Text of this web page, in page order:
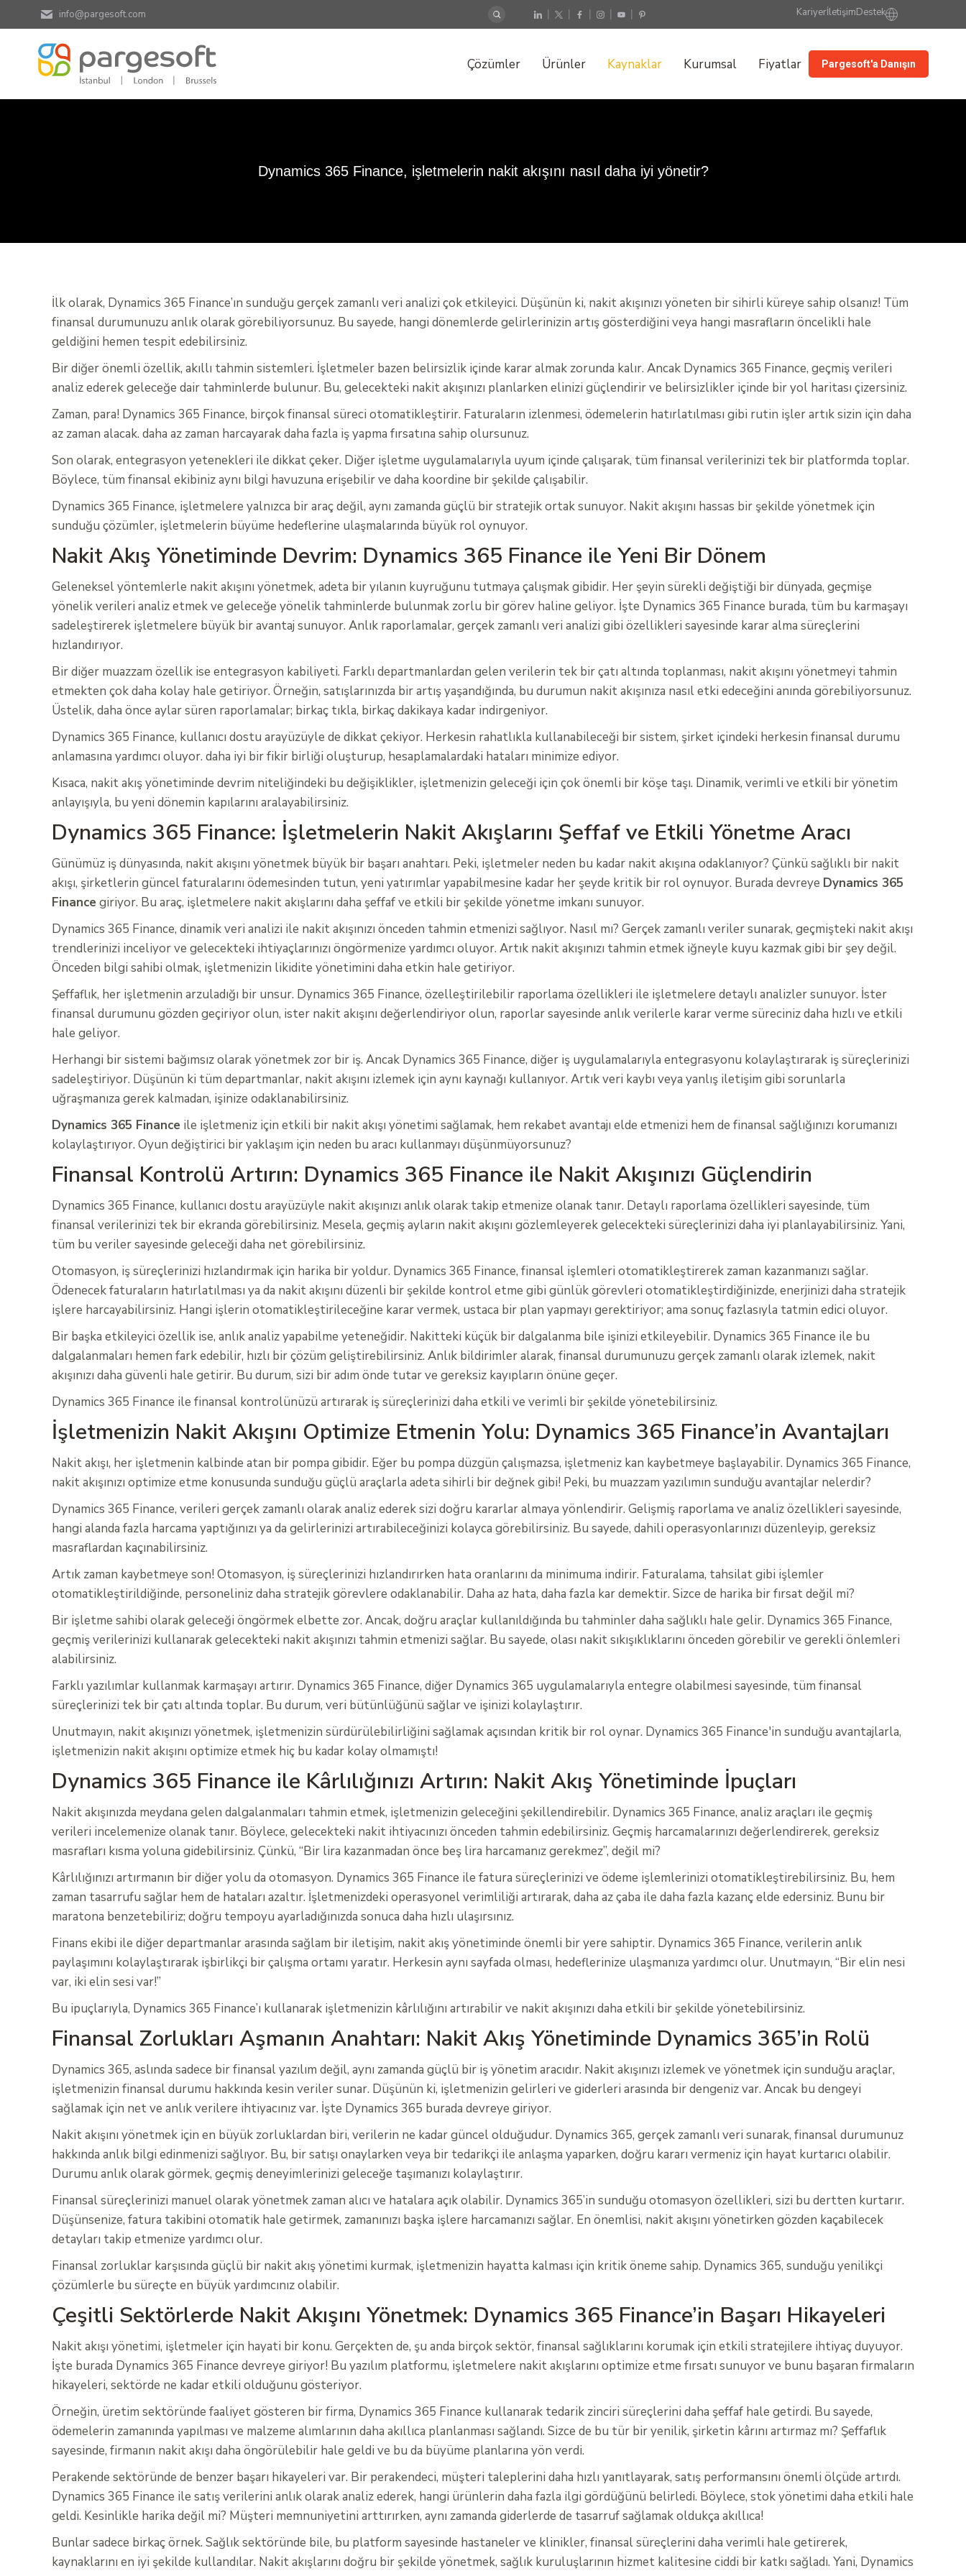
info@pargesoft.com | | | | | KariyerİletişimDestek
Çözümler Ürünler Kaynaklar Kurumsal Fiyatlar Pargesoft'a Danışın
Dynamics 365 Finance, işletmelerin nakit akışını nasıl daha iyi yönetir?
İlk olarak, Dynamics 365 Finance’ın sunduğu gerçek zamanlı veri analizi çok etkileyici. Düşünün ki, nakit akışınızı yöneten bir sihirli küreye sahip olsanız! Tüm
finansal durumunuzu anlık olarak görebiliyorsunuz. Bu sayede, hangi dönemlerde gelirlerinizin artış gösterdiğini veya hangi masrafların öncelikli hale
geldiğini hemen tespit edebilirsiniz.
Bir diğer önemli özellik, akıllı tahmin sistemleri. İşletmeler bazen belirsizlik içinde karar almak zorunda kalır. Ancak Dynamics 365 Finance, geçmiş verileri
analiz ederek geleceğe dair tahminlerde bulunur. Bu, gelecekteki nakit akışınızı planlarken elinizi güçlendirir ve belirsizlikler içinde bir yol haritası çizersiniz.
Zaman, para! Dynamics 365 Finance, birçok finansal süreci otomatikleştirir. Faturaların izlenmesi, ödemelerin hatırlatılması gibi rutin işler artık sizin için daha
az zaman alacak. daha az zaman harcayarak daha fazla iş yapma fırsatına sahip olursunuz.
Son olarak, entegrasyon yetenekleri ile dikkat çeker. Diğer işletme uygulamalarıyla uyum içinde çalışarak, tüm finansal verilerinizi tek bir platformda toplar.
Böylece, tüm finansal ekibiniz aynı bilgi havuzuna erişebilir ve daha koordine bir şekilde çalışabilir.
Dynamics 365 Finance, işletmelere yalnızca bir araç değil, aynı zamanda güçlü bir stratejik ortak sunuyor. Nakit akışını hassas bir şekilde yönetmek için
sunduğu çözümler, işletmelerin büyüme hedeflerine ulaşmalarında büyük rol oynuyor.
Nakit Akış Yönetiminde Devrim: Dynamics 365 Finance ile Yeni Bir Dönem
Geleneksel yöntemlerle nakit akışını yönetmek, adeta bir yılanın kuyruğunu tutmaya çalışmak gibidir. Her şeyin sürekli değiştiği bir dünyada, geçmişe
yönelik verileri analiz etmek ve geleceğe yönelik tahminlerde bulunmak zorlu bir görev haline geliyor. İşte Dynamics 365 Finance burada, tüm bu karmaşayı
sadeleştirerek işletmelere büyük bir avantaj sunuyor. Anlık raporlamalar, gerçek zamanlı veri analizi gibi özellikleri sayesinde karar alma süreçlerini
hızlandırıyor.
Bir diğer muazzam özellik ise entegrasyon kabiliyeti. Farklı departmanlardan gelen verilerin tek bir çatı altında toplanması, nakit akışını yönetmeyi tahmin
etmekten çok daha kolay hale getiriyor. Örneğin, satışlarınızda bir artış yaşandığında, bu durumun nakit akışınıza nasıl etki edeceğini anında görebiliyorsunuz.
Üstelik, daha önce aylar süren raporlamalar; birkaç tıkla, birkaç dakikaya kadar indirgeniyor.
Dynamics 365 Finance, kullanıcı dostu arayüzüyle de dikkat çekiyor. Herkesin rahatlıkla kullanabileceği bir sistem, şirket içindeki herkesin finansal durumu
anlamasına yardımcı oluyor. daha iyi bir fikir birliği oluşturup, hesaplamalardaki hataları minimize ediyor.
Kısaca, nakit akış yönetiminde devrim niteliğindeki bu değişiklikler, işletmenizin geleceği için çok önemli bir köşe taşı. Dinamik, verimli ve etkili bir yönetim
anlayışıyla, bu yeni dönemin kapılarını aralayabilirsiniz.
Dynamics 365 Finance: İşletmelerin Nakit Akışlarını Şeffaf ve Etkili Yönetme Aracı
Günümüz iş dünyasında, nakit akışını yönetmek büyük bir başarı anahtarı. Peki, işletmeler neden bu kadar nakit akışına odaklanıyor? Çünkü sağlıklı bir nakit
akışı, şirketlerin güncel faturalarını ödemesinden tutun, yeni yatırımlar yapabilmesine kadar her şeyde kritik bir rol oynuyor. Burada devreye Dynamics 365
Financegiriyor. Bu araç, işletmelere nakit akışlarını daha şeffaf ve etkili bir şekilde yönetme imkanı sunuyor.
Dynamics 365 Finance, dinamik veri analizi ile nakit akışınızı önceden tahmin etmenizi sağlıyor. Nasıl mı? Gerçek zamanlı veriler sunarak, geçmişteki nakit akışı
trendlerinizi inceliyor ve gelecekteki ihtiyaçlarınızı öngörmenize yardımcı oluyor. Artık nakit akışınızı tahmin etmek iğneyle kuyu kazmak gibi bir şey değil.
Önceden bilgi sahibi olmak, işletmenizin likidite yönetimini daha etkin hale getiriyor.
Şeffaflık, her işletmenin arzuladığı bir unsur. Dynamics 365 Finance, özelleştirilebilir raporlama özellikleri ile işletmelere detaylı analizler sunuyor. İster
finansal durumunu gözden geçiriyor olun, ister nakit akışını değerlendiriyor olun, raporlar sayesinde anlık verilerle karar verme süreciniz daha hızlı ve etkili
hale geliyor.
Herhangi bir sistemi bağımsız olarak yönetmek zor bir iş. Ancak Dynamics 365 Finance, diğer iş uygulamalarıyla entegrasyonu kolaylaştırarak iş süreçlerinizi
sadeleştiriyor. Düşünün ki tüm departmanlar, nakit akışını izlemek için aynı kaynağı kullanıyor. Artık veri kaybı veya yanlış iletişim gibi sorunlarla
uğraşmanıza gerek kalmadan, işinize odaklanabilirsiniz.
Dynamics 365 Finance ile işletmeniz için etkili bir nakit akışı yönetimi sağlamak, hem rekabet avantajı elde etmenizi hem de finansal sağlığınızı korumanızı
kolaylaştırıyor. Oyun değiştirici bir yaklaşım için neden bu aracı kullanmayı düşünmüyorsunuz?
Finansal Kontrolü Artırın: Dynamics 365 Finance ile Nakit Akışınızı Güçlendirin
Dynamics 365 Finance, kullanıcı dostu arayüzüyle nakit akışınızı anlık olarak takip etmenize olanak tanır. Detaylı raporlama özellikleri sayesinde, tüm
finansal verilerinizi tek bir ekranda görebilirsiniz. Mesela, geçmiş ayların nakit akışını gözlemleyerek gelecekteki süreçlerinizi daha iyi planlayabilirsiniz. Yani,
tüm bu veriler sayesinde geleceği daha net görebilirsiniz.
Otomasyon, iş süreçlerinizi hızlandırmak için harika bir yoldur. Dynamics 365 Finance, finansal işlemleri otomatikleştirerek zaman kazanmanızı sağlar.
Ödenecek faturaların hatırlatılması ya da nakit akışını düzenli bir şekilde kontrol etme gibi günlük görevleri otomatikleştirdiğinizde, enerjinizi daha stratejik
işlere harcayabilirsiniz. Hangi işlerin otomatikleştirileceğine karar vermek, ustaca bir plan yapmayı gerektiriyor; ama sonuç fazlasıyla tatmin edici oluyor.
Bir başka etkileyici özellik ise, anlık analiz yapabilme yeteneğidir. Nakitteki küçük bir dalgalanma bile işinizi etkileyebilir. Dynamics 365 Finance ile bu
dalgalanmaları hemen fark edebilir, hızlı bir çözüm geliştirebilirsiniz. Anlık bildirimler alarak, finansal durumunuzu gerçek zamanlı olarak izlemek, nakit
akışınızı daha güvenli hale getirir. Bu durum, sizi bir adım önde tutar ve gereksiz kayıpların önüne geçer.
Dynamics 365 Finance ile finansal kontrolünüzü artırarak iş süreçlerinizi daha etkili ve verimli bir şekilde yönetebilirsiniz.
İşletmenizin Nakit Akışını Optimize Etmenin Yolu: Dynamics 365 Finance’in Avantajları
Nakit akışı, her işletmenin kalbinde atan bir pompa gibidir. Eğer bu pompa düzgün çalışmazsa, işletmeniz kan kaybetmeye başlayabilir. Dynamics 365 Finance,
nakit akışınızı optimize etme konusunda sunduğu güçlü araçlarla adeta sihirli bir değnek gibi! Peki, bu muazzam yazılımın sunduğu avantajlar nelerdir?
Dynamics 365 Finance, verileri gerçek zamanlı olarak analiz ederek sizi doğru kararlar almaya yönlendirir. Gelişmiş raporlama ve analiz özellikleri sayesinde,
hangi alanda fazla harcama yaptığınızı ya da gelirlerinizi artırabileceğinizi kolayca görebilirsiniz. Bu sayede, dahili operasyonlarınızı düzenleyip, gereksiz
masraflardan kaçınabilirsiniz.
Artık zaman kaybetmeye son! Otomasyon, iş süreçlerinizi hızlandırırken hata oranlarını da minimuma indirir. Faturalama, tahsilat gibi işlemler
otomatikleştirildiğinde, personeliniz daha stratejik görevlere odaklanabilir. Daha az hata, daha fazla kar demektir. Sizce de harika bir fırsat değil mi?
Bir işletme sahibi olarak geleceği öngörmek elbette zor. Ancak, doğru araçlar kullanıldığında bu tahminler daha sağlıklı hale gelir. Dynamics 365 Finance,
geçmiş verilerinizi kullanarak gelecekteki nakit akışınızı tahmin etmenizi sağlar. Bu sayede, olası nakit sıkışıklıklarını önceden görebilir ve gerekli önlemleri
alabilirsiniz.
Farklı yazılımlar kullanmak karmaşayı artırır. Dynamics 365 Finance, diğer Dynamics 365 uygulamalarıyla entegre olabilmesi sayesinde, tüm finansal
süreçlerinizi tek bir çatı altında toplar. Bu durum, veri bütünlüğünü sağlar ve işinizi kolaylaştırır.
Unutmayın, nakit akışınızı yönetmek, işletmenizin sürdürülebilirliğini sağlamak açısından kritik bir rol oynar. Dynamics 365 Finance'in sunduğu avantajlarla,
işletmenizin nakit akışını optimize etmek hiç bu kadar kolay olmamıştı!
Dynamics 365 Finance ile Kârlılığınızı Artırın: Nakit Akış Yönetiminde İpuçları
Nakit akışınızda meydana gelen dalgalanmaları tahmin etmek, işletmenizin geleceğini şekillendirebilir. Dynamics 365 Finance, analiz araçları ile geçmiş
verileri incelemenize olanak tanır. Böylece, gelecekteki nakit ihtiyacınızı önceden tahmin edebilirsiniz. Geçmiş harcamalarınızı değerlendirerek, gereksiz
masrafları kısma yoluna gidebilirsiniz. Çünkü, “Bir lira kazanmadan önce beş lira harcamanız gerekmez”, değil mi?
Kârlılığınızı artırmanın bir diğer yolu da otomasyon. Dynamics 365 Finance ile fatura süreçlerinizi ve ödeme işlemlerinizi otomatikleştirebilirsiniz. Bu, hem
zaman tasarrufu sağlar hem de hataları azaltır. İşletmenizdeki operasyonel verimliliği artırarak, daha az çaba ile daha fazla kazanç elde edersiniz. Bunu bir
maratona benzetebiliriz; doğru tempoyu ayarladığınızda sonuca daha hızlı ulaşırsınız.
Finans ekibi ile diğer departmanlar arasında sağlam bir iletişim, nakit akış yönetiminde önemli bir yere sahiptir. Dynamics 365 Finance, verilerin anlık
paylaşımını kolaylaştırarak işbirlikçi bir çalışma ortamı yaratır. Herkesin aynı sayfada olması, hedeflerinize ulaşmanıza yardımcı olur. Unutmayın, “Bir elin nesi
var, iki elin sesi var!”
Bu ipuçlarıyla, Dynamics 365 Finance’ı kullanarak işletmenizin kârlılığını artırabilir ve nakit akışınızı daha etkili bir şekilde yönetebilirsiniz.
Finansal Zorlukları Aşmanın Anahtarı: Nakit Akış Yönetiminde Dynamics 365’in Rolü
Dynamics 365, aslında sadece bir finansal yazılım değil, aynı zamanda güçlü bir iş yönetim aracıdır. Nakit akışınızı izlemek ve yönetmek için sunduğu araçlar,
işletmenizin finansal durumu hakkında kesin veriler sunar. Düşünün ki, işletmenizin gelirleri ve giderleri arasında bir dengeniz var. Ancak bu dengeyi
sağlamak için net ve anlık verilere ihtiyacınız var. İşte Dynamics 365 burada devreye giriyor.
Nakit akışını yönetmek için en büyük zorluklardan biri, verilerin ne kadar güncel olduğudur. Dynamics 365, gerçek zamanlı veri sunarak, finansal durumunuz
hakkında anlık bilgi edinmenizi sağlıyor. Bu, bir satışı onaylarken veya bir tedarikçi ile anlaşma yaparken, doğru kararı vermeniz için hayat kurtarıcı olabilir.
Durumu anlık olarak görmek, geçmiş deneyimlerinizi geleceğe taşımanızı kolaylaştırır.
Finansal süreçlerinizi manuel olarak yönetmek zaman alıcı ve hatalara açık olabilir. Dynamics 365’in sunduğu otomasyon özellikleri, sizi bu dertten kurtarır.
Düşünsenize, fatura takibini otomatik hale getirmek, zamanınızı başka işlere harcamanızı sağlar. En önemlisi, nakit akışını yönetirken gözden kaçabilecek
detayları takip etmenize yardımcı olur.
Finansal zorluklar karşısında güçlü bir nakit akış yönetimi kurmak, işletmenizin hayatta kalması için kritik öneme sahip. Dynamics 365, sunduğu yenilikçi
çözümlerle bu süreçte en büyük yardımcınız olabilir.
Çeşitli Sektörlerde Nakit Akışını Yönetmek: Dynamics 365 Finance’in Başarı Hikayeleri
Nakit akışı yönetimi, işletmeler için hayati bir konu. Gerçekten de, şu anda birçok sektör, finansal sağlıklarını korumak için etkili stratejilere ihtiyaç duyuyor.
İşte burada Dynamics 365 Finance devreye giriyor! Bu yazılım platformu, işletmelere nakit akışlarını optimize etme fırsatı sunuyor ve bunu başaran firmaların
hikayeleri, sektörde ne kadar etkili olduğunu gösteriyor.
Örneğin, üretim sektöründe faaliyet gösteren bir firma, Dynamics 365 Finance kullanarak tedarik zinciri süreçlerini daha şeffaf hale getirdi. Bu sayede,
ödemelerin zamanında yapılması ve malzeme alımlarının daha akıllıca planlanması sağlandı. Sizce de bu tür bir yenilik, şirketin kârını artırmaz mı? Şeffaflık
sayesinde, firmanın nakit akışı daha öngörülebilir hale geldi ve bu da büyüme planlarına yön verdi.
Perakende sektöründe de benzer başarı hikayeleri var. Bir perakendeci, müşteri taleplerini daha hızlı yanıtlayarak, satış performansını önemli ölçüde artırdı.
Dynamics 365 Finance ile satış verilerini anlık olarak analiz ederek, hangi ürünlerin daha fazla ilgi gördüğünü belirledi. Böylece, stok yönetimi daha etkili hale
geldi. Kesinlikle harika değil mi? Müşteri memnuniyetini arttırırken, aynı zamanda giderlerde de tasarruf sağlamak oldukça akıllıca!
Bunlar sadece birkaç örnek. Sağlık sektöründe bile, bu platform sayesinde hastaneler ve klinikler, finansal süreçlerini daha verimli hale getirerek,
kaynaklarını en iyi şekilde kullandılar. Nakit akışlarını doğru bir şekilde yönetmek, sağlık kuruluşlarının hizmet kalitesine ciddi bir katkı sağladı. Yani, Dynamics